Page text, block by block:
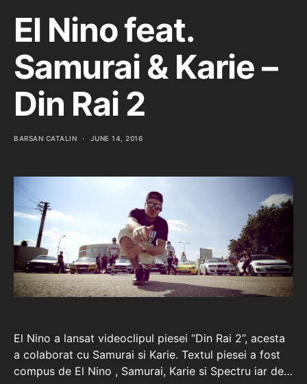
El Nino feat.
Samurai & Karie –
Din Rai 2
BARSAN CATALIN JUNE 14, 2016
El Nino a lansat videoclipul piesei “Din Rai 2”, acesta
a colaborat cu Samurai si Karie. Textul piesei a fost
compus de El Nino , Samurai, Karie si Spectru iar de…